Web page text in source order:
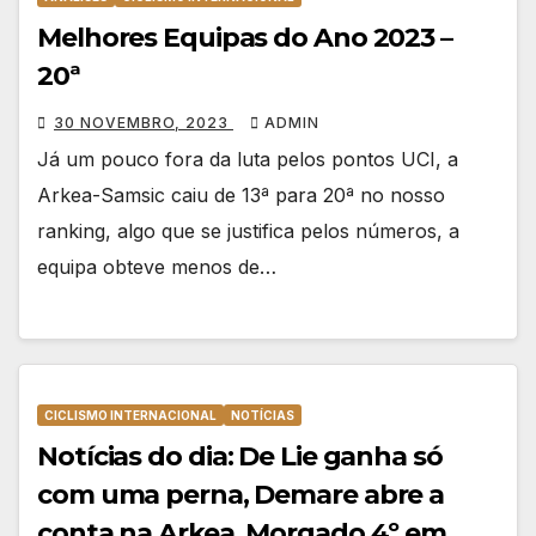
Melhores Equipas do Ano 2023 –
20ª
30 NOVEMBRO, 2023 ADMIN
Já um pouco fora da luta pelos pontos UCI, a
Arkea-Samsic caiu de 13ª para 20ª no nosso
ranking, algo que se justifica pelos números, a
equipa obteve menos de…
CICLISMO INTERNACIONAL NOTÍCIAS
Notícias do dia: De Lie ganha só
com uma perna, Demare abre a